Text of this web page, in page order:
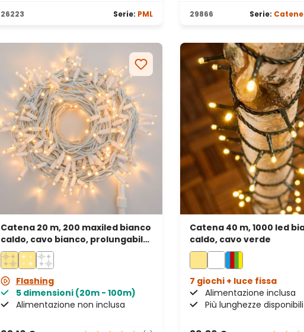
26223 Serie: PML 29866 Serie:
Catena 20 m, 200 maxiled bianco
caldo, cavo bianco, prolungabile,
IP67
Flashing
5 dimensioni (20m - 100m)
Alimentazione non inclusa
Catena 40 m, 1000 led
caldo, cavo verde
7 giochi + luce fissa
Alimentazione inclusa
Più lunghezze disponibili